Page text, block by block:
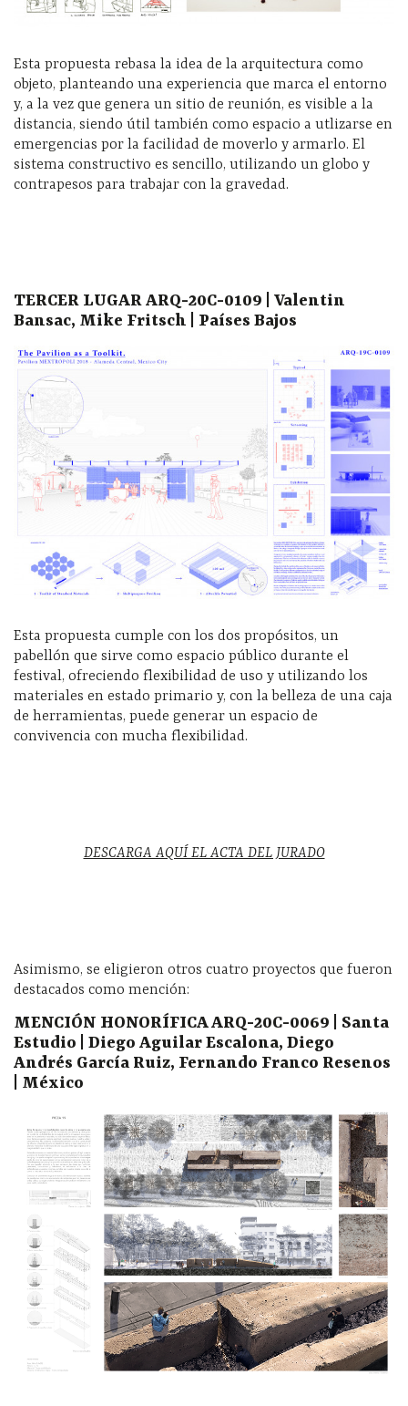
Esta propuesta rebasa la idea de la arquitectura como
objeto, planteando una experiencia que marca el entorno
y, a la vez que genera un sitio de reunión, es visible a la
distancia, siendo útil también como espacio a utlizarse en
emergencias por la facilidad de moverlo y armarlo. El
sistema constructivo es sencillo, utilizando un globo y
contrapesos para trabajar con la gravedad.
TERCER LUGAR ARQ-20C-0109 | Valentin
Bansac, Mike Fritsch | Países Bajos
Esta propuesta cumple con los dos propósitos, un
pabellón que sirve como espacio público durante el
festival, ofreciendo flexibilidad de uso y utilizando los
materiales en estado primario y, con la belleza de una caja
de herramientas, puede generar un espacio de
convivencia con mucha flexibilidad.
DESCARGA AQUÍ EL ACTA DEL JURADO
Asimismo, se eligieron otros cuatro proyectos que fueron
destacados como mención:
MENCIÓN HONORÍFICA ARQ-20C-0069 | Santa
Estudio | Diego Aguilar Escalona, Diego
Andrés García Ruiz, Fernando Franco Resenos
| México